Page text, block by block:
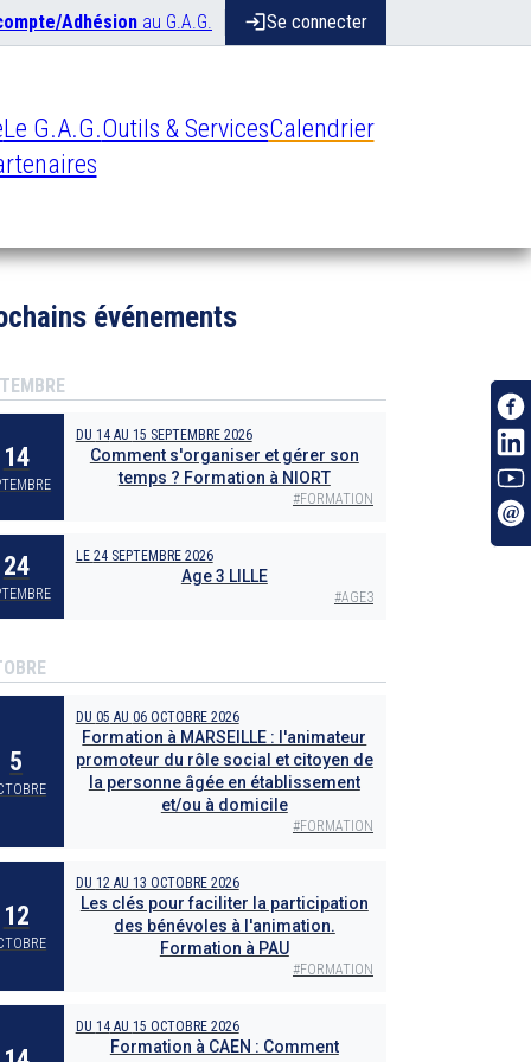
Adhésion au G.A.G. loginSe connecter
Le G.A.G.Outils & ServicesCalendrier
événements
14
DU 14AU 15 SEPTEMBRE 2026
Comment s'organiser et gérer son
temps ? Formation à NIORT
#FORMATION
24 LE 24 SEPTEMBRE 2026
Age 3 LILLE
#AGE3
5
DU 05 AU 06 OCTOBRE 2026
Formation à MARSEILLE : l'animateur
promoteur du rôle social et citoyen de
la personne âgée en établissement
et/ou à domicile
#FORMATION
12
DU 12 AU 13 OCTOBRE 2026
Les clés pour faciliter la participation
des bénévoles à l'animation.
Formation à PAU
#FORMATION
DU 14AU 15 OCTOBRE 2026
Formation à CAEN : Comment